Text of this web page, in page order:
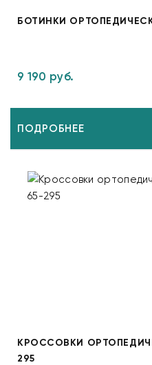
БОТИНКИ
9 190 руб.
ПОДРОБНЕЕ
КРОССОВКИ
295